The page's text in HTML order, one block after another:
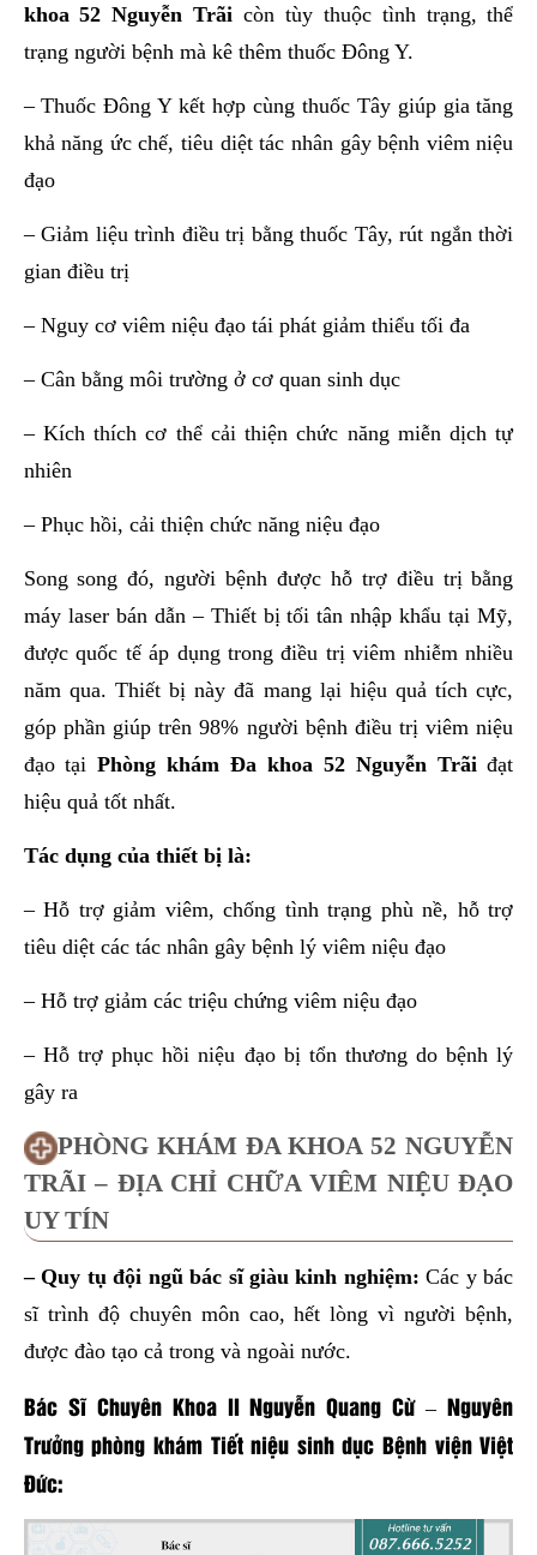
khoa 52 Nguyễn Trãicòn tùy thuộc tình trạng, thể
trạng người bệnh mà kê thêm thuốc Đông Y.
– Thuốc Đông Y kết hợp cùng thuốc Tây giúp gia tăng
khả năng ức chế, tiêu diệt tác nhân gây bệnh viêm niệu
đạo
– Giảm liệu trình điều trị bằng thuốc Tây, rút ngắn thời
gian điều trị
– Nguy cơ viêm niệu đạo tái phát giảm thiểu tối đa
– Cân bằng môi trường ở cơ quan sinh dục
– Kích thích cơ thể cải thiện chức năng miễn dịch tự
nhiên
– Phục hồi, cải thiện chức năng niệu đạo
Song song đó, người bệnh được hỗ trợ điều trị bằng
máy laser bán dẫn – Thiết bị tối tân nhập khẩu tại Mỹ,
được quốc tế áp dụng trong điều trị viêm nhiễm nhiều
năm qua. Thiết bị này đã mang lại hiệu quả tích cực,
góp phần giúp trên 98% người bệnh điều trị viêm niệu
đạo tạiPhòng khám Đa khoa 52 Nguyễn Trãiđạt
hiệu quả tốt nhất.
Tác dụng của thiết bị là:
– Hỗ trợ giảm viêm, chống tình trạng phù nề, hỗ trợ
tiêu diệt các tác nhân gây bệnh lý viêm niệu đạo
– Hỗ trợ giảm các triệu chứng viêm niệu đạo
– Hỗ trợ phục hồi niệu đạo bị tổn thương do bệnh lý
gây ra
PHÒNG KHÁM ĐA KHOA 52 NGUYỄN
TRÃI – ĐỊA CHỈ CHỮA VIÊM NIỆU ĐẠO
UY TÍN
– Quy tụ đội ngũ bác sĩ giàu kinh nghiệm:Các y bác
sĩ trình độ chuyên môn cao, hết lòng vì người bệnh,
được đào tạo cả trong và ngoài nước.
Bác Sĩ Chuyên Khoa II Nguyễn Quang Cừ – Nguyên
Trưởng phòng khám Tiết niệu sinh dục Bệnh viện Việt
Đức: